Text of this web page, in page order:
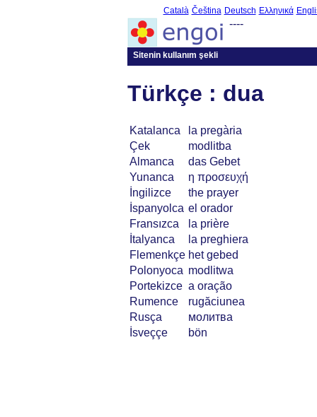
Català Čeština Deutsch Ελληνικά
----
Sitenin kullanım şekli
Türkçe : dua
Katalanca
la pregària
Çek
modlitba
Almanca
das Gebet
Yunanca
η προσευχή
İngilizce
the prayer
İspanyolca el orador
Fransızca
la prière
İtalyanca
la preghiera
Flemenkçe het gebed
Polonyoca modlitwa
Portekizce a oração
Rumence
rugăciunea
Rusça
молитва
İsveççe
bön